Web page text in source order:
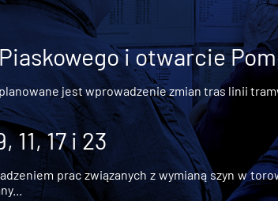
i otwarcie
jest wprowadzenie zmian tras linii
17 i 23
prac związanych z wymianą szyn w